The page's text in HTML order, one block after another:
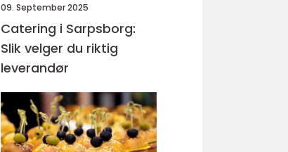
09. September 2025
Catering i Sarpsborg:
Slik velger du riktig
leverandør